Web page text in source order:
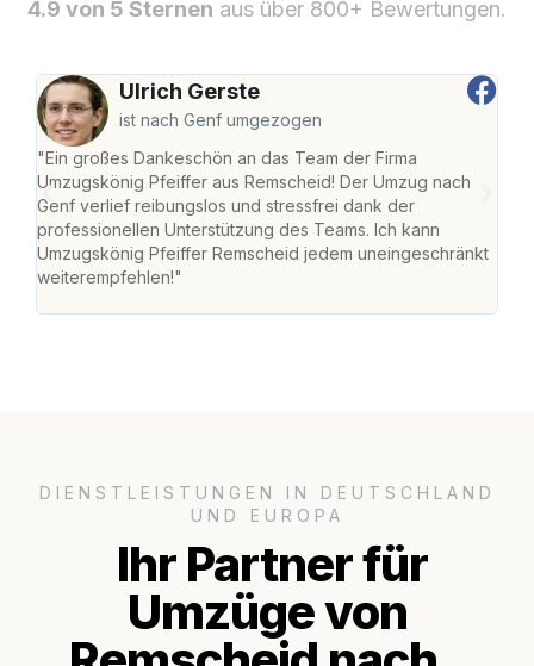
4.9 von 5 Sternen aus über 800+ Bewertungen.
Ulrich Gerste
ist nach Genf umgezogen
"Ein großes Dankeschön an das Team der Firma
Umzugskönig Pfeiffer aus Remscheid! Der Umzug nach
Genf verlief reibungslos und stressfrei dank der
professionellen Unterstützung des Teams. Ich kann
Umzugskönig Pfeiffer Remscheid jedem uneingeschränkt
weiterempfehlen!"
DIENSTLEISTUNGEN IN DEUTSCHLAND
UND EUROPA
Ihr Partner für
Umzüge von